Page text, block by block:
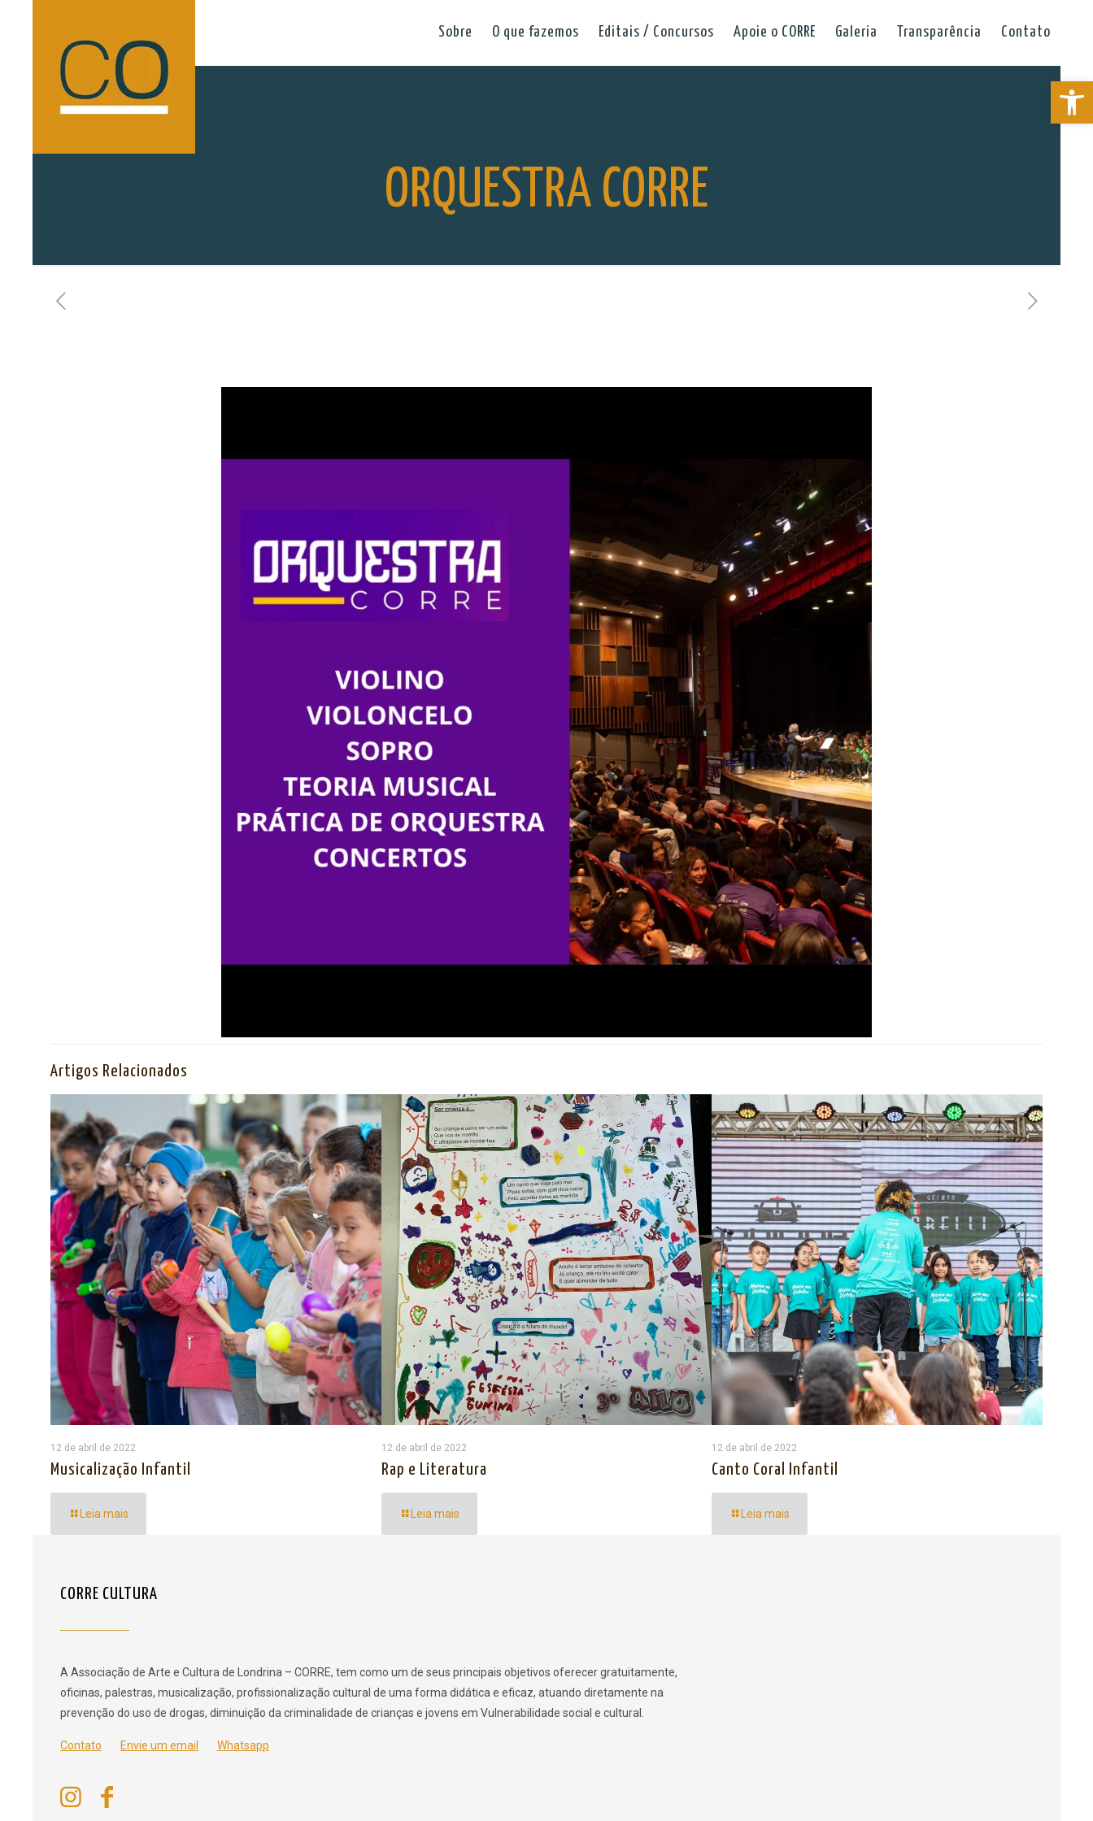
Abrir
Sobre O que fazemos Editais / Concursos Apoie o CORRE Galeria Transparência Contato
ORQUESTRA CORRE
Artigos Relacionados
12 de abril de 2022
Musicalização Infantil
Leia mais
12 de abril de 2022
Rap e Literatura
Leia mais
12 de abril de 2022
Canto Coral Infantil
Leia mais
CORRE CULTURA
A Associação de Arte e Cultura de Londrina – CORRE, tem como um de seus principais objetivos oferecer gratuitamente,
oficinas, palestras, musicalização, profissionalização cultural de uma forma didática e eficaz, atuando diretamente na
prevenção do uso de drogas, diminuição da criminalidade de crianças e jovens em Vulnerabilidade social e cultural.
Contato Envie um email Whatsapp